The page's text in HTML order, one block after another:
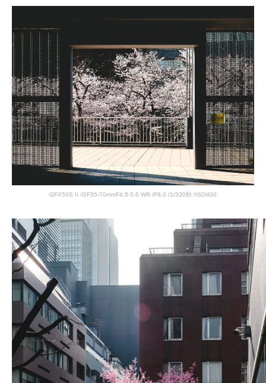
GFX50S II /GF35-70mmF4.5-5.6 WR /F8.0 /1/320秒 /ISO400